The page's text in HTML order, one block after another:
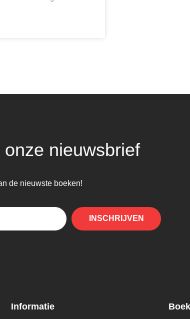
nieuwsbrief
de nieuwste boeken!
INSCHRIJVEN
Informatie